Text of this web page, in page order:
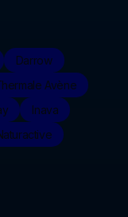
Darrow
Avène
Inava